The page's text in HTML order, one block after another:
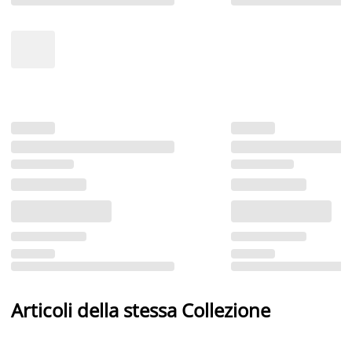
Articoli della stessa Collezione